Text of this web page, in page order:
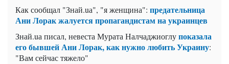
Как сообщал "Знай.uа", "я женщина": предательница
Ани Лорак жалуется пропагандистам на украинцев
Знай.uа писал, невеста Мурата Налчаджиоглупоказала
его бывшей Ани Лорак, как нужно любить Украину:
"Вам сейчас тяжело"